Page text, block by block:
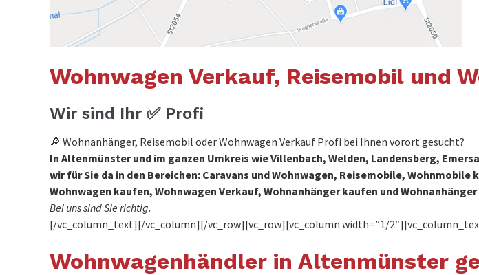
Wohnwagen Verkauf, Reisemobil und
Wir sind Ihr ✅ Profi
🔎 Wohnanhänger, Reisemobil oder Wohnwagen Verkauf Profi bei Ihnen vorort gesucht?
In Altenmünster und im ganzen Umkreis wie Villenbach, Welden, Landensberg,
wir für Sie da in den Bereichen: Caravans und Wohnwagen, Reisemobile,
Wohnwagen kaufen, Wohnwagen Verkauf, Wohnanhänger kaufen und
Bei uns sind Sie richtig.
[/vc_column_text][/vc_column][/vc_row][vc_row][vc_column width=”1/
Wohnwagenhändler in Altenmünster